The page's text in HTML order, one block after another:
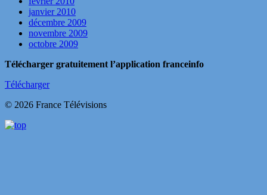
janvier 2010
décembre 2009
novembre 2009
octobre 2009
Télécharger gratuitement l’application franceinfo
Télécharger
© 2026 France Télévisions